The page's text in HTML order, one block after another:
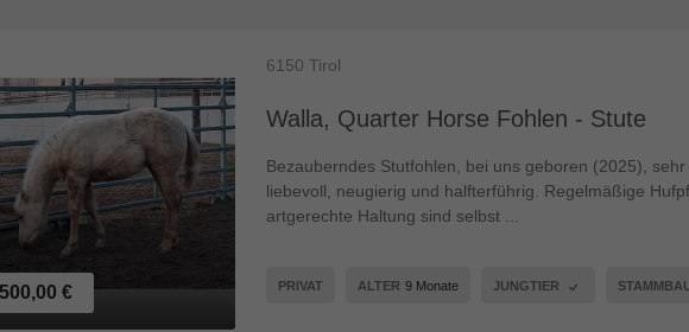
Walla, Quarter Horse Fohlen - Stute
6150 Tirol
€
Bezauberndes Stutfohlen, bei uns geboren (2025),
liebevoll, neugierig und halfterführig. Regelmäßige
artgerechte Haltung sind selbst ...
PRIVAT ALTER 9 Monate JUNGTIER